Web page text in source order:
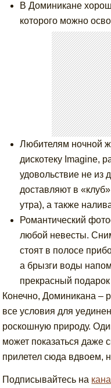
В Доминикане
которого можно
Любителям ночной
дискотеку Imagine,
удовольствие не из
доставляют в
утра), а также
Романтический
любой невесты.
стоят в полосе
а брызги воды
прекрасный
Конечно, Доминикана –
все условия для
роскошную природу.
может показаться даже
прилетел сюда вдвоем,
Подписывайтесь на